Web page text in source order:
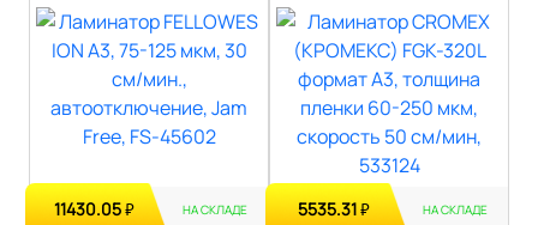
11430.05₽ НА СКЛАДЕ 5535.31₽ НА СКЛАДЕ